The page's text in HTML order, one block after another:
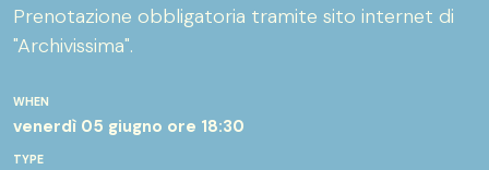
WHEN
venerdì 05 giugno ore 18:30
TYPE
Prenotazione obbligatoria tramite sito internet di
"Archivissima".